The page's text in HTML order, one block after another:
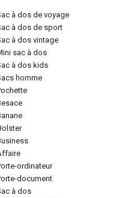
sac à dos de voyage
sac à dos de sport
sac à dos vintage
mini sac à dos
sac à dos kids
sacs homme
pochette
besace
banane
holster
business
affaire
porte-ordinateur
porte-document
sac à dos